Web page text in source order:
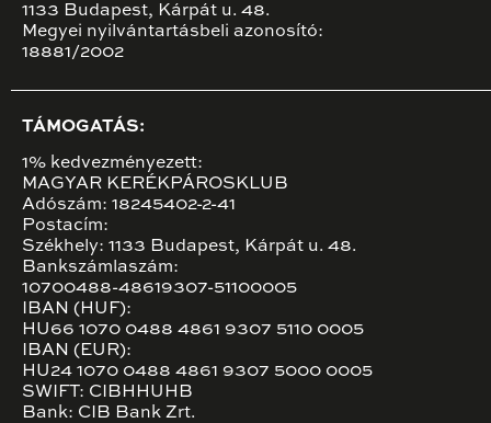
1133 Budapest, Kárpát u. 48.
Megyei nyilvántartásbeli azonosító:
18881/2002
TÁMOGATÁS:
1% kedvezményezett:
MAGYAR KERÉKPÁROSKLUB
Adószám: 18245402-2-41
Postacím:
Székhely: 1133 Budapest, Kárpát u. 48.
Bankszámlaszám:
10700488-48619307-51100005
IBAN (HUF):
HU66 1070 0488 4861 9307 5110 0005
IBAN (EUR):
HU24 1070 0488 4861 9307 5000 0005
SWIFT: CIBHHUHB
Bank: CIB Bank Zrt.